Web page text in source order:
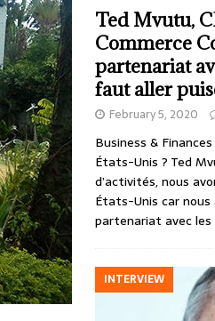
Ted Mvutu,
Commerce
partenariat
faut aller
February 5, 2020
Business &
États-Unis ? Ted
d’activités, nous
États-Unis car
partenariat avec les
INTERVIEW